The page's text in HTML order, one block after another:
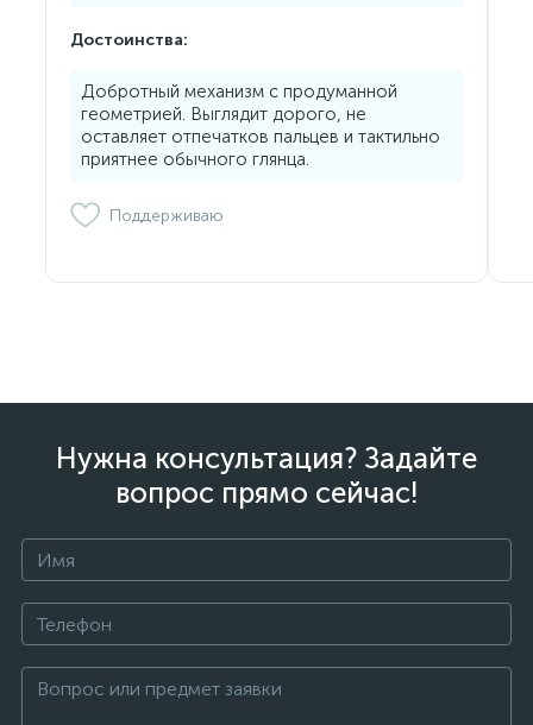
Достоинства:
Добротный механизм с продуманной
геометрией. Выглядит дорого, не
оставляет отпечатков пальцев и тактильно
приятнее обычного глянца.
Поддерживаю
Нужна консультация? Задайте
вопрос прямо сейчас!